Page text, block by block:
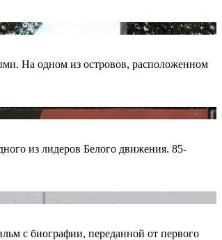
На одном из островов, расположенном
из лидеров Белого движения. 85-
с биографии, переданной от первого